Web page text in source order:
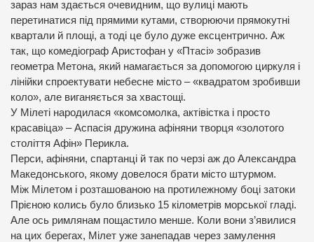
зараз нам здається очевидним, що вулиці мають
перетинатися під прямими кутами, створюючи прямокутні
квартали й площі, а тоді це було дуже ексцентрично. Аж
так, що комедіограф Аристофан у «Птасі» зобразив
геометра Метона, який намагається за допомогою циркуля і
лінійки спроектувати небесне місто – «квадратом зробивши
коло», але виганяється за хвастощі.
У Мілеті народилася «комсомолка, актівістка і просто
красавіца» – Аспасія дружина афіняни творця «золотого
століття Афін» Перикла.
Перси, афіняни, спартанці й так по черзі аж до Александра
Македонського, якому довелося брати місто штурмом.
Між Мілетом і розташованою на протилежному боці затоки
Прієною колись було близько 15 кілометрів морської гладі.
Але ось римлянам пощастило менше. Коли вони з’явилися
на цих берегах, Мілет уже занепадав через замулення